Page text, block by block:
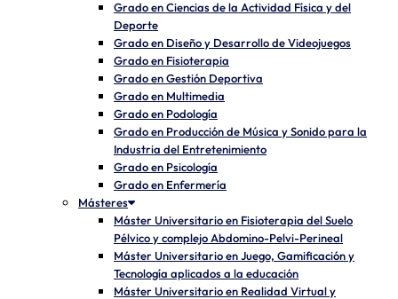
Grado en Ciencias de la Actividad Física y del
Deporte
Grado en Diseño y Desarrollo de Videojuegos
Grado en Fisioterapia
Grado en Gestión Deportiva
Grado en Multimedia
Grado en Podología
Grado en Producción de Música y Sonido para la
Industria del Entretenimiento
Grado en Psicología
Grado en Enfermería
Másteres
Máster Universitario en Fisioterapia del Suelo
Pélvico y complejo Abdomino-Pelvi-Perineal
Máster Universitario en Juego, Gamificación y
Tecnología aplicados a la educación
Máster Universitario en Realidad Virtual y